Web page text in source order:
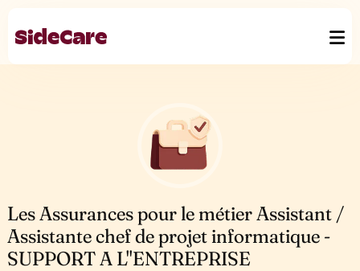
Les Assurances pour le métier Assistant /
Assistante chef de projet informatique -
SUPPORT A L''ENTREPRISE